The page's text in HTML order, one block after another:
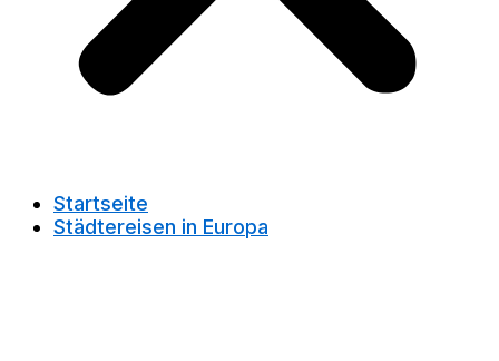
Startseite
Städtereisen in Europa